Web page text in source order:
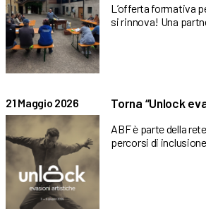
L’offerta formativa
si rinnova! Una
21 Maggio 2026 Torna “Unlock
ABF è parte della
percorsi di inclusione